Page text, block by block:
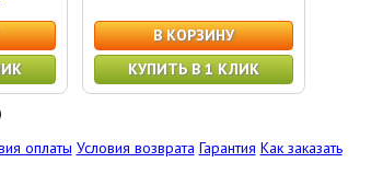
В КОРЗИНУ
КУПИТЬ В 1 КЛИК
оплаты Условия возврата Гарантия Как заказать